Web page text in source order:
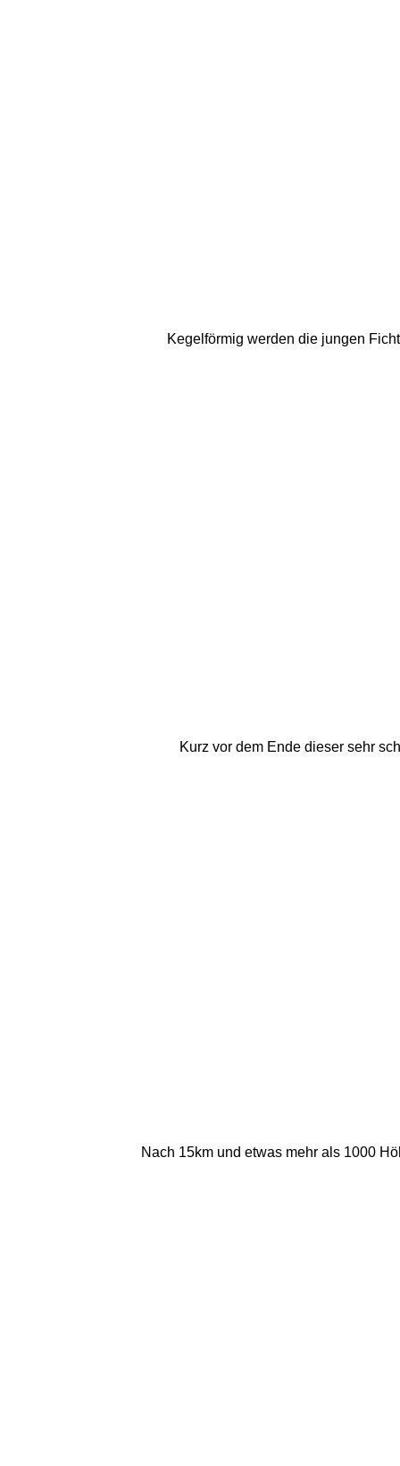
Kurz vor dem Ende dieser sehr
Nach 15km und etwas mehr als 1000
Kegelförmig werden die jungen